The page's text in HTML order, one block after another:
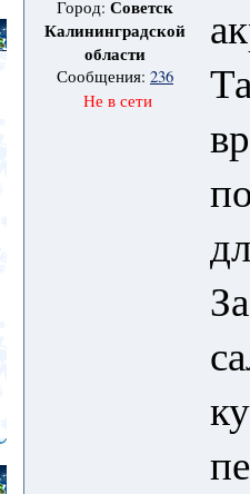
Город: Советск
Калининградской
области
Сообщения: 236
Не в сети